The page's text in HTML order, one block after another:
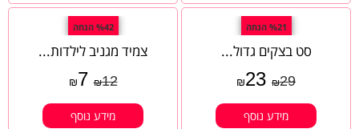
%21 הנחה
סט בצקים גדול...
₪29
₪23
מידע נוסף
%42 הנחה
₪12
₪7
מידע נוסף